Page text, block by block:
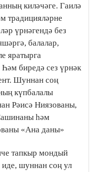
киләчәге. Гаилә
традицияләрне
үрнәгендә без
балалар,
яратырга
Һәм биредә сез үрнәк
Шуннан соң
күпбалалы
Рәисә Ниязованы,
һәм
«Ана даны»
тапкыр мондый
иде, шуннан соң ул